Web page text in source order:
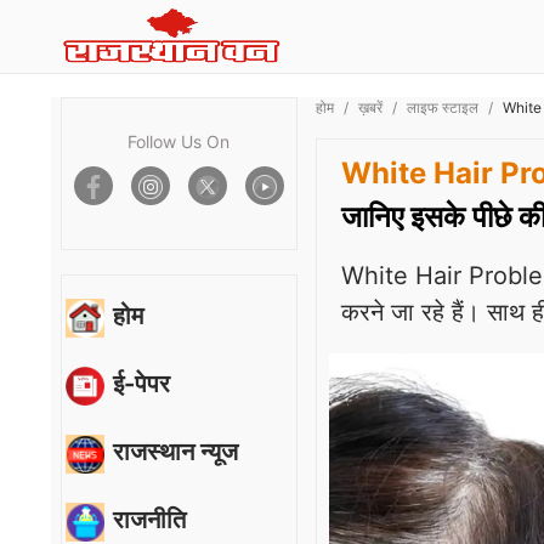
Follow Us On
होम
ई-पेपर
राजस्थान न्यूज
राजनीति
होम ख़बरें लाइफ स्टाइल White
White Hair
जानिए इसके पीछे
White Hair
करने जा रहे हैं। साथ